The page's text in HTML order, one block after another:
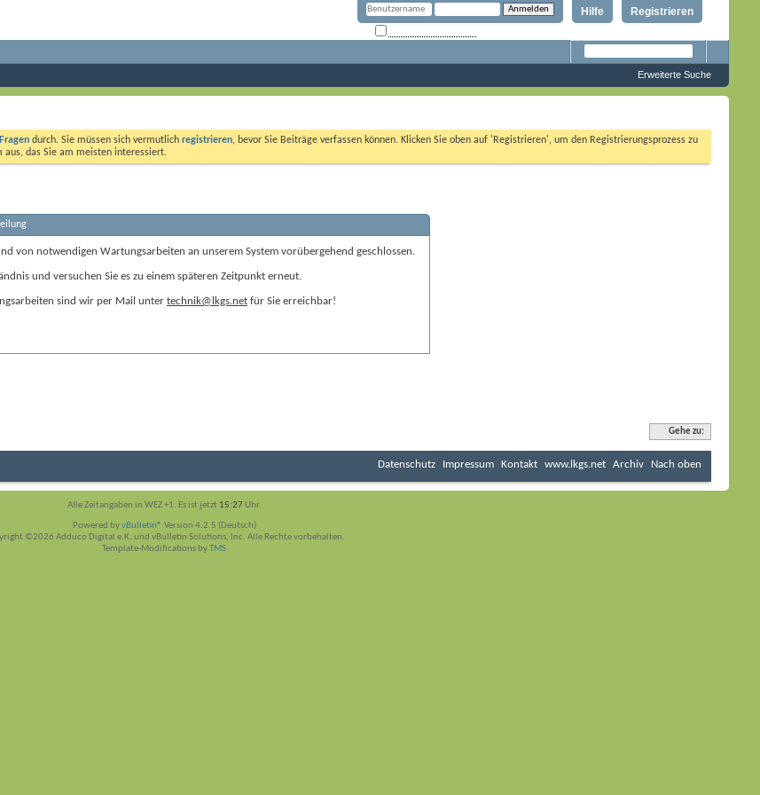
Registrieren
Hilfe
Erweiterte Suche
durch. Sie müssen sich vermutlich registrieren, bevor Sie Beiträge verfassen können. Klicken Sie oben auf 'Registrieren', um den Registrierungsprozess zu
aus, das Sie am meisten interessiert.
von notwendigen Wartungsarbeiten an unserem System vorübergehend geschlossen.
und versuchen Sie es zu einem späteren Zeitpunkt erneut.
sind wir per Mail unter technik@lkgs.net für Sie erreichbar!
Gehe zu:
Datenschutz Impressum Kontakt www.lkgs.net Archiv Nach oben
Alle Zeitangaben in WEZ +1. Es ist jetzt 15:27 Uhr.
Powered byvBulletin® Version 4.2.5 (Deutsch)
©2026 Adduco Digital e.K. und vBulletin Solutions, Inc. Alle Rechte vorbehalten.
Template-Modifications byTMS